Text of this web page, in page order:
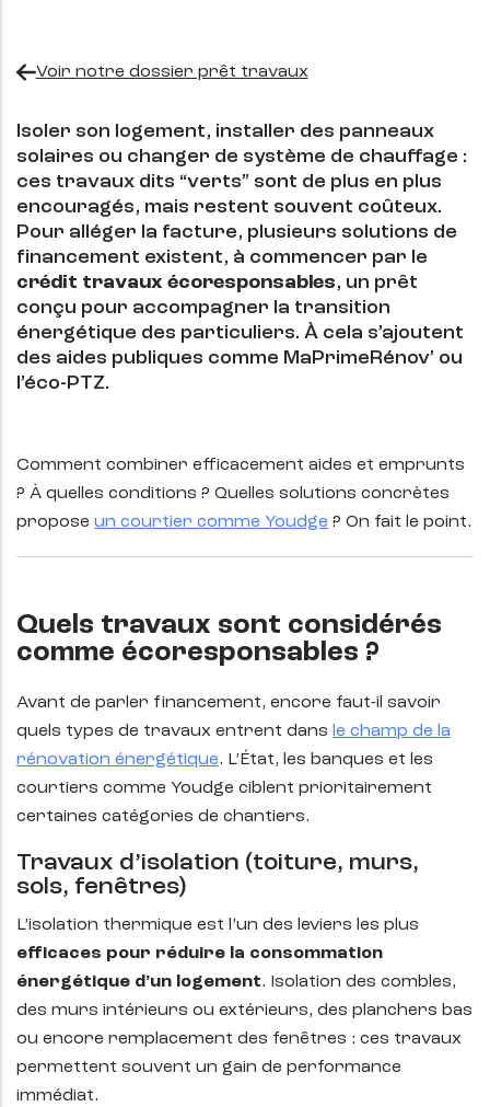
Voir notre dossier prêt travaux
Isoler son logement, installer des panneaux
solaires ou changer de système de chauffage :
ces travaux dits “verts” sont de plus en plus
encouragés, mais restent souvent coûteux.
Pour alléger la facture, plusieurs solutions de
financement existent, à commencer par le
crédit travaux écoresponsables, un prêt
conçu pour accompagner la transition
énergétique des particuliers. À cela s’ajoutent
des aides publiques comme MaPrimeRénov’ ou
l’éco-PTZ.
Comment combiner efficacement aides et emprunts
? À quelles conditions ? Quelles solutions concrètes
propose un courtier comme Youdge ? On fait le point.
Quels travaux sont considérés
comme écoresponsables ?
Avant de parler financement, encore faut-il savoir
quels types de travaux entrent dans le champ de la
rénovation énergétique. L’État, les banques et les
courtiers comme Youdge ciblent prioritairement
certaines catégories de chantiers.
Travaux d’isolation (toiture, murs,
sols, fenêtres)
L’isolation thermique est l’un des leviers les plus
efficaces pour réduire la consommation
énergétique d’un logement. Isolation des combles,
des murs intérieurs ou extérieurs, des planchers bas
ou encore remplacement des fenêtres : ces travaux
permettent souvent un gain de performance
immédiat.